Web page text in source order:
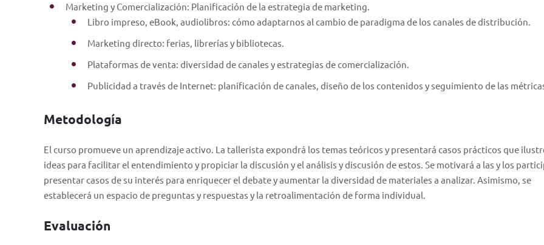
Marketing y Comercialización: Planificación de la estrategia de marketing.
Libro impreso, eBook, audiolibros: cómo adaptarnos al cambio de paradigma de los canales de distribución.
Marketing directo: ferias, librerías y bibliotecas.
Plataformas de venta: diversidad de canales y estrategias de comercialización.
Publicidad a través de Internet: planificación de canales, diseño de los contenidos y seguimiento de las
Metodología
El curso promueve un aprendizaje activo. La tallerista expondrá los temas teóricos y presentará casos prácticos que
ideas para facilitar el entendimiento y propiciar la discusión y el análisis y discusión de estos. Se motivará a las y los
presentar casos de su interés para enriquecer el debate y aumentar la diversidad de materiales a analizar. Asimismo, se
establecerá un espacio de preguntas y respuestas y la retroalimentación de forma individual.
Evaluación